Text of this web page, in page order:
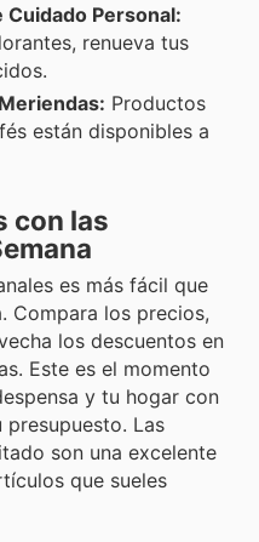
Personal:
renueva tus
Productos
están disponibles a
con las
es más fácil que
Compara los precios,
los descuentos en
Este es el momento
y tu hogar con
Las
son una excelente
que sueles